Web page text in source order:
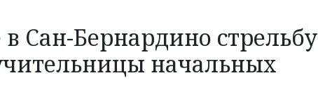
Сан-Бернардино стрельбу
начальных